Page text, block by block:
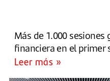
Más de 1.000
financiera en el primer
Leer más »